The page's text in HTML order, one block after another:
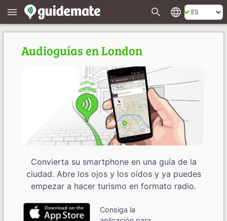
menu search language
Audioguías en London
Convierta su smartphone en una guía de la
ciudad. Abre los ojos y los oídos y ya puedes
empezar a hacer turismo en formato radio.
Consiga la